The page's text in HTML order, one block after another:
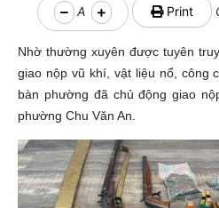
A Print
Nhờ thường xuyên được tuyên
giao nộp vũ khí, vật liệu nổ, công
bàn phường đã chủ động giao
phường Chu Văn An.